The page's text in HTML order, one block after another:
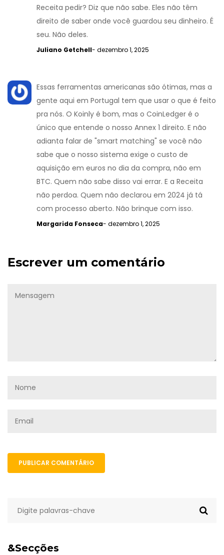
&Secções
Receita pedir? Diz que não sabe. Eles não têm
direito de saber onde você guardou seu dinheiro. É
seu. Não deles.
Juliano Getchell- dezembro 1, 2025
Essas ferramentas americanas são ótimas, mas a
gente aqui em Portugal tem que usar o que é feito
pra nós. O Koinly é bom, mas o CoinLedger é o
único que entende o nosso Annex 1 direito. E não
adianta falar de "smart matching" se você não
sabe que o nosso sistema exige o custo de
aquisição em euros no dia da compra, não em
BTC. Quem não sabe disso vai errar. E a Receita
não perdoa. Quem não declarou em 2024 já tá
com processo aberto. Não brinque com isso.
Margarida Fonseca- dezembro 1, 2025
Escrever um comentário
PUBLICAR COMENTÁRIO